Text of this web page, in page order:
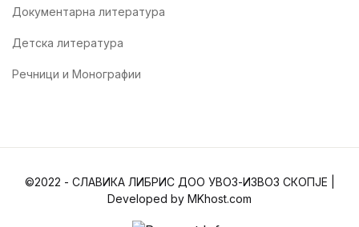
Документарна литература
Детска литература
Речници и Монографии
©2022 - СЛАВИКА ЛИБРИС ДОО УВОЗ-ИЗВОЗ СКОПЈЕ |
Developed by MKhost.com